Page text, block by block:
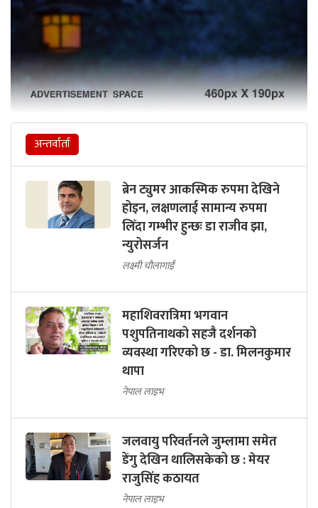
अन्तर्वार्ता
ब्रेन ट्युमर आकस्मिक रुपमा देखिने
होइन, लक्षणलाई सामान्य रुपमा
लिँदा गम्भीर हुन्छः डा राजीव झा,
न्युरोसर्जन
लक्ष्मी चौलागाईं
महाशिवरात्रिमा भगवान
पशुपतिनाथको सहजै दर्शनको
व्यवस्था गरिएको छ - डा. मिलनकुमार
थापा
नेपाल लाइभ
जलवायु परिवर्तनले जुम्लामा समेत
डेंगु देखिन थालिसकेको छ : मेयर
राजुसिंह कठायत
नेपाल लाइभ